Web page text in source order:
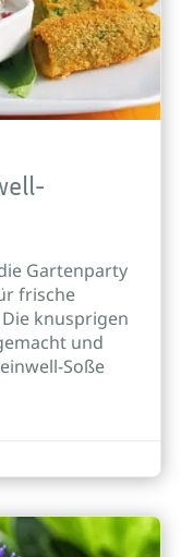
Gartenparty
frische
knusprigen
und
Soße